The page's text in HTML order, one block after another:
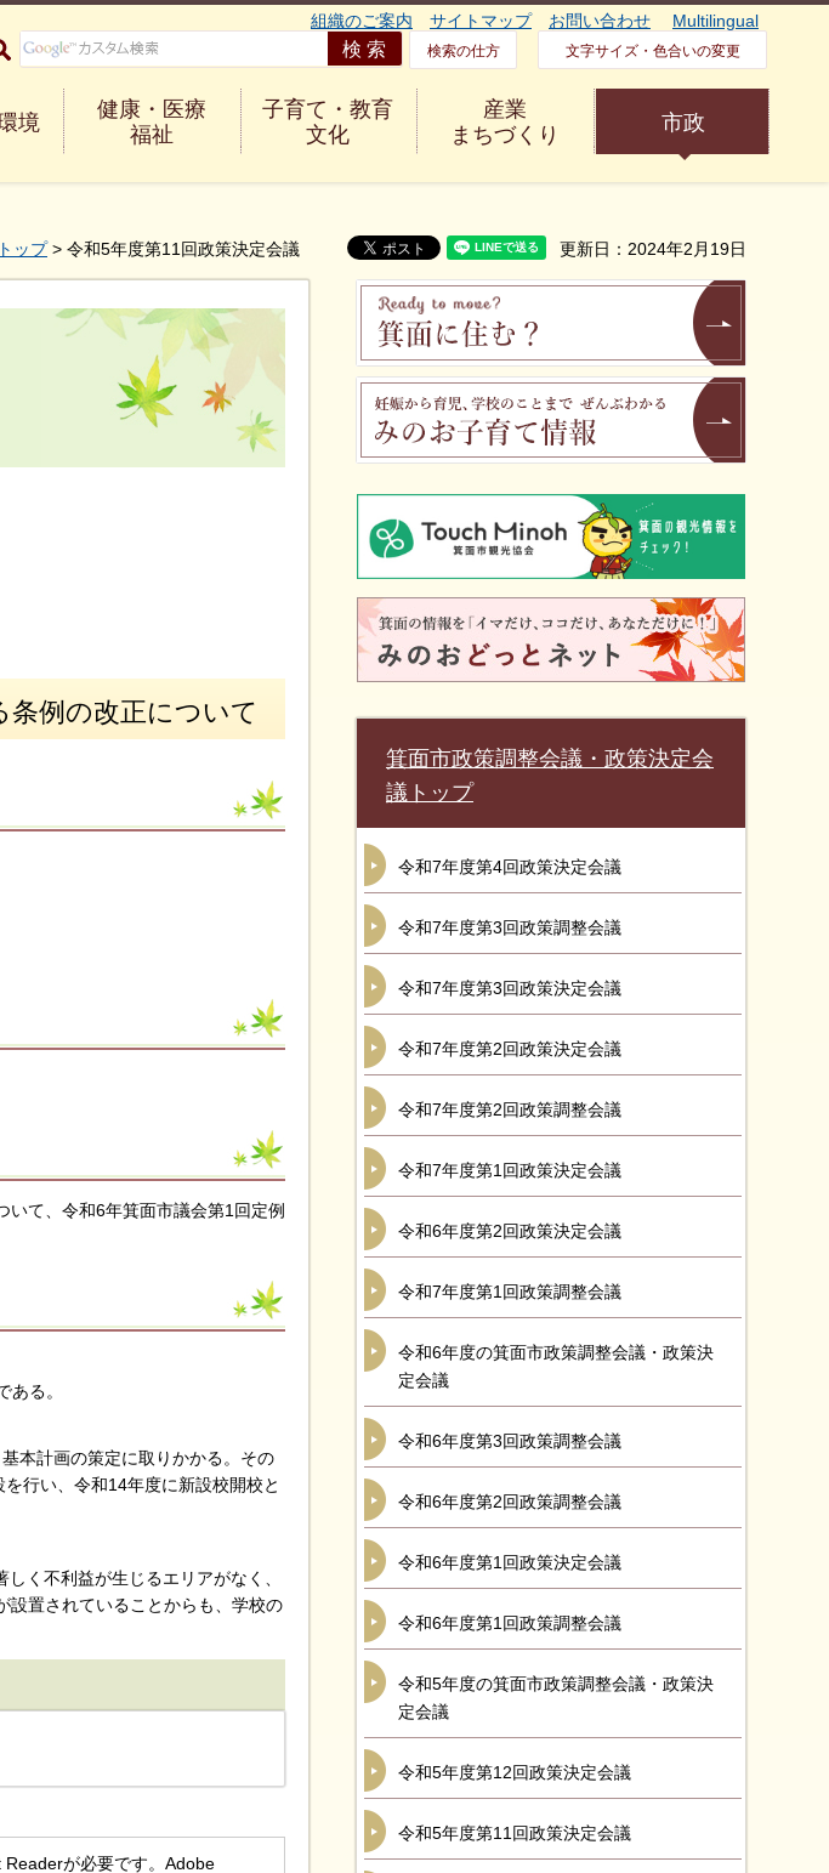
組織のご案内 サイトマップ お問い合わせ Multilingual
検索の仕方 文字サイズ・色合いの変更
境
健康・医療
福祉
子育て・教育
文化
産業
まちづくり
市政
ップ> 令和5年度第11回政策決定会議 更新日：2024年2月19日
条例の改正について
て、令和6年箕面市議会第1回定例
る。
本計画の策定に取りかかる。その
行い、令和14年度に新設校開校と
く不利益が生じるエリアがなく、
設置されていることからも、学校の
が必要です。Adobe
箕面市政策調整会議・政策決定会
議トップ
令和7年度第4回政策決定会議
令和7年度第3回政策調整会議
令和7年度第3回政策決定会議
令和7年度第2回政策決定会議
令和7年度第2回政策調整会議
令和7年度第1回政策決定会議
令和6年度第2回政策決定会議
令和7年度第1回政策調整会議
令和6年度の箕面市政策調整会議・政策決
定会議
令和6年度第3回政策調整会議
令和6年度第2回政策調整会議
令和6年度第1回政策決定会議
令和6年度第1回政策調整会議
令和5年度の箕面市政策調整会議・政策決
定会議
令和5年度第12回政策決定会議
令和5年度第11回政策決定会議